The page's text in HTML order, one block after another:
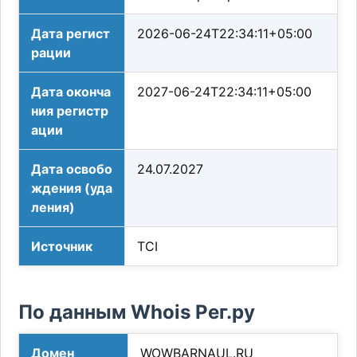
Дата регист
рации
2026-06-24T22:34:11+05:00
Дата оконча
ния регистр
ации
2027-06-24T22:34:11+05:00
Дата освобо
ждения (уда
ления)
24.07.2027
Источник TCI
По данным Whois Рег.ру
Домен WOWBARNAUL.RU